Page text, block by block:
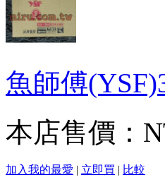
魚師傅
本店售價：
加入我的最愛 | 立即買 | 比較